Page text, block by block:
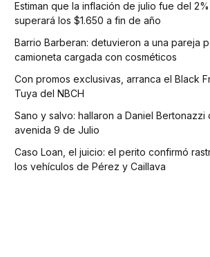
Estiman que la inflación de julio fue del
superará los $1.650 a fin de año
Barrio Barberan: detuvieron a una pareja
camioneta cargada con cosméticos
Con promos exclusivas, arranca el Black
Tuya del NBCH
Sano y salvo: hallaron a Daniel Bertonazzi
avenida 9 de Julio
Caso Loan, el juicio: el perito confirmó
los vehículos de Pérez y Caillava